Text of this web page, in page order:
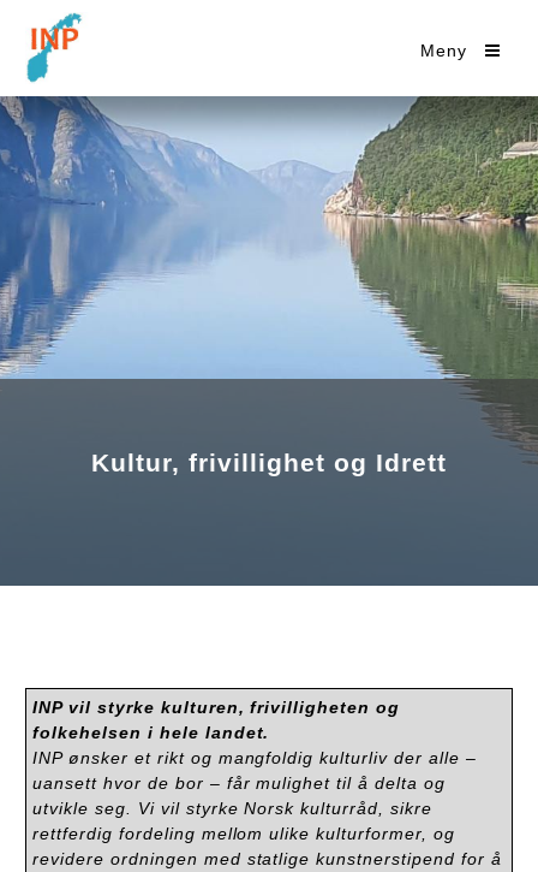
Meny
Kultur, frivillighet og Idrett
INP vil styrke kulturen, frivilligheten og
folkehelsen i hele landet.
INP ønsker et rikt og mangfoldig kulturliv der alle –
uansett hvor de bor – får mulighet til å delta og
utvikle seg. Vi vil styrke Norsk kulturråd, sikre
rettferdig fordeling mellom ulike kulturformer, og
revidere ordningen med statlige kunstnerstipend for å